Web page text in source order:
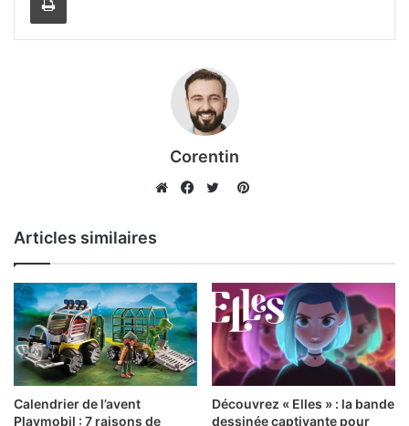
Corentin
Pinterest
Articles similaires
Calendrier de l’avent
Playmobil : 7 raisons de
Découvrez « Elles » : la bande
dessinée captivante pour